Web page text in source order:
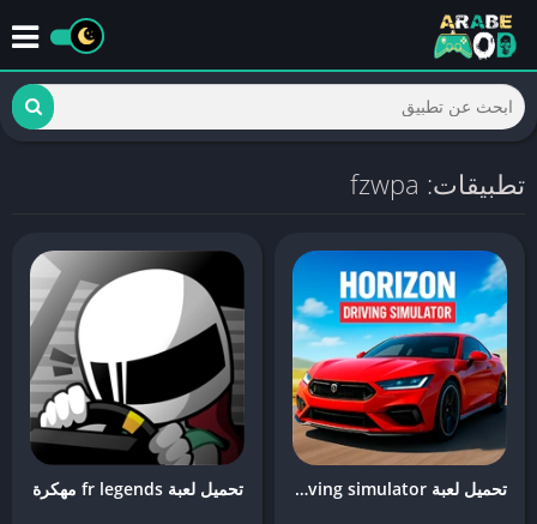
تطبيقات: fzwpa
تحميل لعبة horizon driving simulator مهكرة تحميل لعبة fr legends مهكرة